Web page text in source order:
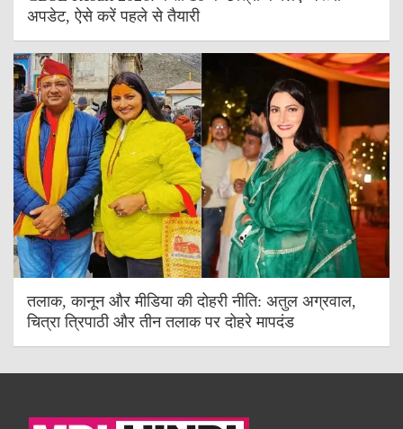
अपडेट, ऐसे करें पहले से तैयारी
तलाक, कानून और मीडिया की दोहरी नीति: अतुल अग्रवाल,
चित्रा त्रिपाठी और तीन तलाक पर दोहरे मापदंड